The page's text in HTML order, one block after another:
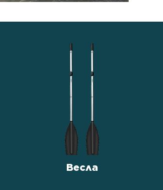
Весла